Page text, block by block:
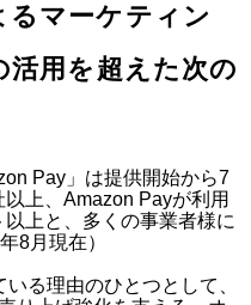
マーケティン
活用を超えた次の
Pay」は提供開始から7
上、Amazon Payが利用
上と、多くの事業者様に
8月現在）
る理由のひとつとして、